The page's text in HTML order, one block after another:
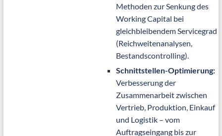
Methoden zur Senkung des
Working Capital bei
gleichbleibendem Servicegrad
(Reichweitenanalysen,
Bestandscontrolling).
Schnittstellen-Optimierung:
Verbesserung der
Zusammenarbeit zwischen
Vertrieb, Produktion, Einkauf
und Logistik – vom
Auftragseingang bis zur